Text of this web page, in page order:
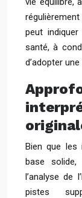
peut
santé, à
d’adopter
Bien que les
base
l’analyse de
pistes